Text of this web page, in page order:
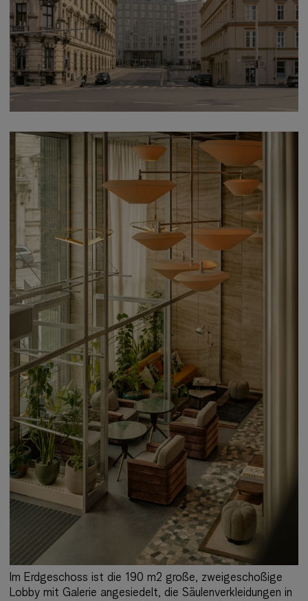
Im Erdgeschoss ist die 190 m2 große, zweigeschoßige
Lobby mit Galerie angesiedelt, die Säulenverkleidungen in